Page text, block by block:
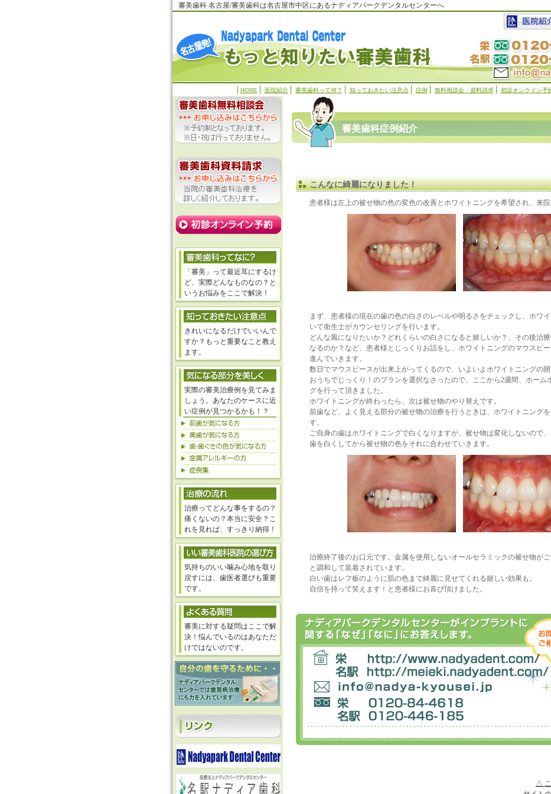
審美歯科 名古屋/審美歯科は名古屋市中区にあるナディアパークデンタルセンターへ
HOME 医院紹介 審美歯科って何？ 知っておきたい注意点 症例 無料相談会・資料請求 初診オンライン予
審美歯科症例紹介
こんなに綺麗になりました！
患者様は左上の被せ物の色の変色の改善とホワイトニングを希望され、来院
まず、患者様の現在の歯の色の白さのレベルや明るさをチェックし、ホワ
いて衛生士がカウンセリングを行います。
どんな風になりたいか？どれくらいの白さになると嬉しいか？、その後治
なるのか？など、患者様とじっくりお話をし、ホワイトニングのマウスピ
進んでいきます。
数日でマウスピースが出来上がってくるので、いよいよホワイトニングの開
おうちでじっくり！のプランを選択なさったので、ここから2週間、ホーム
グを行って頂きました。
ホワイトニングが終わったら、次は被せ物のやり替えです。
前歯など、よく見える部分の被せ物の治療を行うときは、ホワイトニングを
す。
ご自身の歯はホワイトニングで白くなりますが、被せ物は変化しないので
歯を白くしてから被せ物の色をそれに合わせていきます。
治療終了後のお口元です。金属を使用しないオールセラミックの被せ物が
と調和して装着されています。
白い歯はレフ板のように肌の色まで綺麗に見せてくれる嬉しい効果も。
自信を持って笑えます！と患者様にお喜び頂けました。
△
「審美」って最近耳にするけ
ど、実際どんなものなの？と
いうお悩みをここで解決！
きれいになるだけでいいんで
すか？もっと重要なこと教え
ます。
実際の審美治療例を見てみま
しょう。あなたのケースに近
い症例が見つかるかも！？
治療ってどんな事をするの？
痛くないの？本当に安全？こ
れを見れば、すっきり納得！
気持ちのいい噛み心地を取り
戻すには、歯医者選びも重要
です。
審美に対する疑問はここで解
決！悩んでいるのはあなただ
けではないのです。